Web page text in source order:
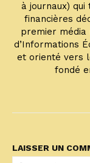
à journaux)
financières
premier média
d’Informations
et orienté vers
fondé
LAISSER UN